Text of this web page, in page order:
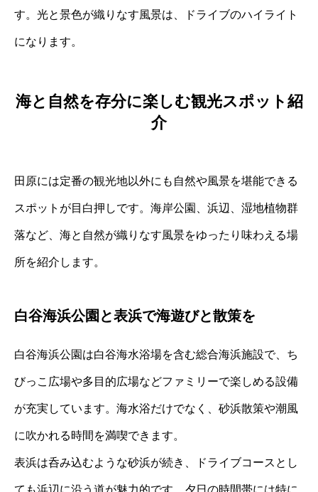
す。光と景色が織りなす風景は、ドライブのハイライト
になります。
海と自然を存分に楽しむ観光スポット紹
介
田原には定番の観光地以外にも自然や風景を堪能できる
スポットが目白押しです。海岸公園、浜辺、湿地植物群
落など、海と自然が織りなす風景をゆったり味わえる場
所を紹介します。
白谷海浜公園と表浜で海遊びと散策を
白谷海浜公園は白谷海水浴場を含む総合海浜施設で、ち
びっこ広場や多目的広場などファミリーで楽しめる設備
が充実しています。海水浴だけでなく、砂浜散策や潮風
に吹かれる時間を満喫できます。
表浜は呑み込むような砂浜が続き、ドライブコースとし